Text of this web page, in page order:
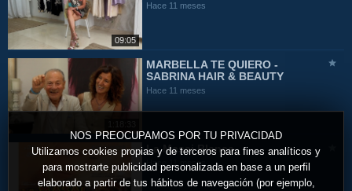
NOS PREOCUPAMOS POR TU PRIVACIDAD
Utilizamos cookies propias y de terceros para fines analíticos y
para mostrarte publicidad personalizada en base a un perfil
elaborado a partir de tus hábitos de navegación (por ejemplo,
09:05
Hace 11 meses
MARBELLA TE QUIERO -
SABRINA HAIR & BEAUTY
Hace 11 meses
La Masai Blanca
Hace 11 meses